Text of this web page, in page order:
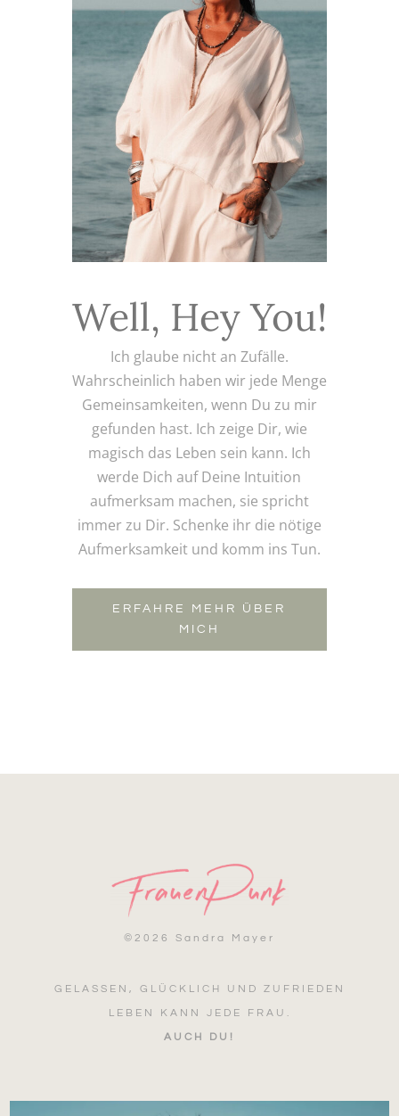
Well, Hey You!
Ich glaube nicht an Zufälle.
Wahrscheinlich haben wir jede Menge
Gemeinsamkeiten, wenn Du zu mir
gefunden hast. Ich zeige Dir, wie
magisch das Leben sein kann. Ich
werde Dich auf Deine Intuition
aufmerksam machen, sie spricht
immer zu Dir. Schenke ihr die nötige
Aufmerksamkeit und komm ins Tun.
ERFAHRE MEHR ÜBER
MICH
© 2026 Sandra Mayer
GELASSEN, GLÜCKLICH UND ZUFRIEDEN
LEBEN KANN JEDE FRAU.
AUCH DU!